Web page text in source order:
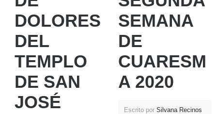
DOLORES
DEL
TEMPLO
DE SAN
JOSÉ
SEMANA
DE
CUARESM
A 2020
Escrito por Silvana Recinos